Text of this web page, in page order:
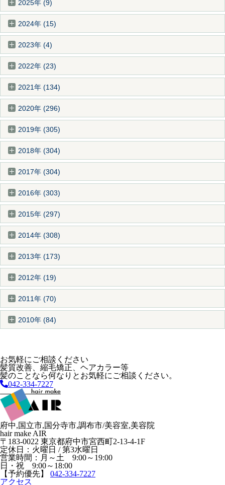
2025年 (9)
2024年 (15)
2023年 (4)
2022年 (23)
2021年 (134)
2020年 (296)
2019年 (305)
2018年 (304)
2017年 (304)
2016年 (303)
2015年 (297)
2014年 (308)
2013年 (173)
2012年 (19)
2011年 (70)
2010年 (84)
お気軽にご相談ください
髪質改善、縮毛矯正、ヘアカラー等
髪のことなら何なりとお気軽にご相談ください。
042-334-7227
府中,国立市,国分寺市,調布市/美容室,美容院
hair make AIR
〒183-0022 東京都府中市宮西町2-13-4-1F
定休日：火曜日 / 第3水曜日
営業時間：月～土 9:00～19:00
日・祝 9:00～18:00
【予約優先】 042-334-7227
アクセス